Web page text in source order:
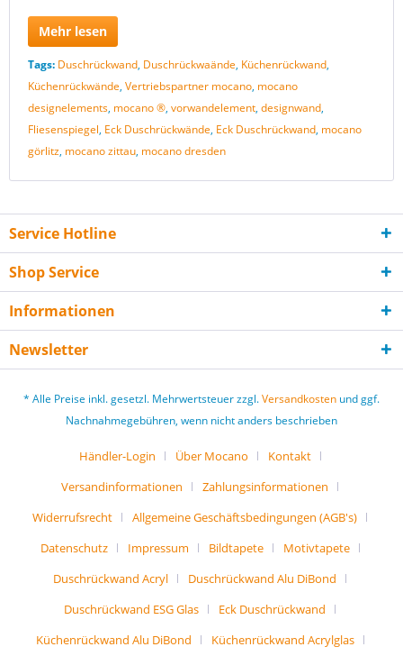
Mehr lesen
Tags: Duschrückwand, Duschrückwaände, Küchenrückwand,
Küchenrückwände, Vertriebspartner mocano, mocano
designelements, mocano ®, vorwandelement, designwand,
Fliesenspiegel, Eck Duschrückwände, Eck Duschrückwand, mocano
görlitz, mocano zittau, mocano dresden
Service Hotline
Shop Service
Informationen
Newsletter
* Alle Preise inkl. gesetzl. Mehrwertsteuer zzgl.Versandkosten und ggf.
Nachnahmegebühren, wenn nicht anders beschrieben
Händler-Login Über Mocano
Kontakt
Versandinformationen
Zahlungsinformationen
Widerrufsrecht
Allgemeine Geschäftsbedingungen (AGB's)
Datenschutz
Impressum Bildtapete
Motivtapete
Duschrückwand Acryl
Duschrückwand Alu DiBond
Duschrückwand ESG Glas
Eck Duschrückwand
Küchenrückwand Alu DiBond
Küchenrückwand Acrylglas